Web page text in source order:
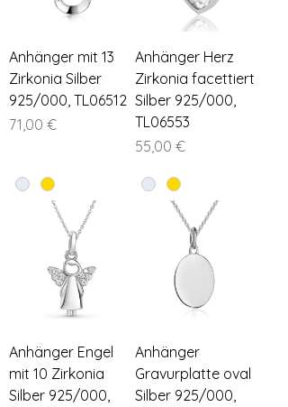
Anhänger mit 13
Zirkonia Silber
925/000, TL06512
Preis
71,00 €
Anhänger Herz
Zirkonia facettiert
Silber 925/000,
TL06553
Preis
55,00 €
Anhänger Engel
mit 10 Zirkonia
Silber 925/000,
Anhänger
Gravurplatte oval
Silber 925/000,